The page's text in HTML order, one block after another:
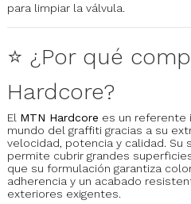
para limpiar la válvula.
⭐ ¿Por qué
Hardcore?
El MTN Hardcore es un referente
mundo del graffiti gracias a su
velocidad, potencia y calidad. Su
permite cubrir grandes
que su formulación garantiza
adherencia y un acabado
exteriores exigentes.